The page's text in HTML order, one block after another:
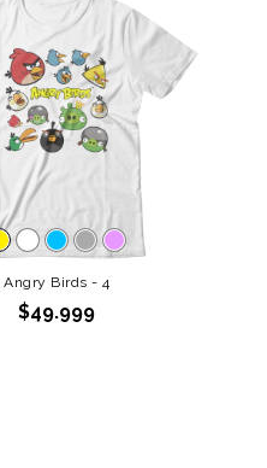
Angry Birds - 4
$49.999